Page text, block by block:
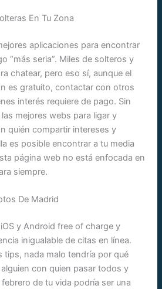
En Tu Zona
aplicaciones para encontrar
“más seria”. Miles de solteros y
chatear, pero eso sí, aunque el
es gratuito, contactar con otros
interés requiere de pago. Sin
mejores webs para ligar y
quién compartir intereses y
es posible encontrar a tu media
página web no está enfocada en
siempre.
De Madrid
y Android free of charge y
inigualable de citas en línea.
nada malo tendría por qué
con quien pasar todos y
de tu vida podría ser una